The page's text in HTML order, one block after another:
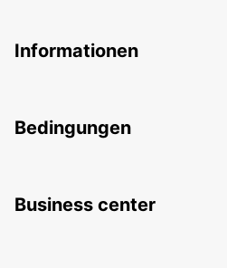
Informationen
Bedingungen
Business center